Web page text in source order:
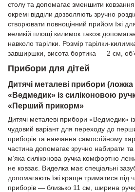
столу та допомагає зменшити
окремі відділи дозволяють зручно
створювати повноцінний прийом їжі
великій площі килимок також
навколо тарілки. Розмір тарілки-
завширшки, висота бортика — 2 см,
Прибори для дітей
Дитячі металеві прибори
«Ведмедик» із силіконовою
«Перший прикорм»
Дитячі металеві прибори «Ведмедик»
чудовий варіант для переходу до
приборів та навчання самостійному
частина допомагає зручно набирати
м’яка силіконова ручка комфортно
не ковзає. Виделка має спеціальні
допомагають їжі краще триматися під
приборів — близько 11 см, ширина